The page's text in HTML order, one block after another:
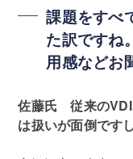
課題をすべ
た訳ですね
用感などお
佐藤氏 従来のVDI
は扱いが面倒です